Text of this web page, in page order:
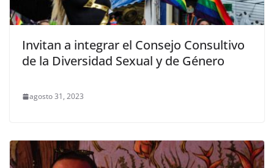
Invitan a integrar el Consejo Consultivo
de la Diversidad Sexual y de Género
agosto 31, 2023